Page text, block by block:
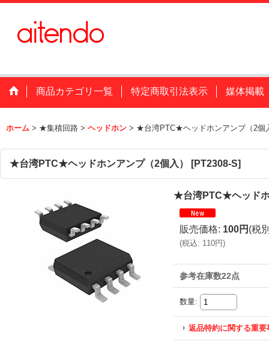
商品カテゴリ一覧 特定商取引法表示 媒体掲載
ホーム > ★集積回路 > ヘッドホン > ★台湾PTC★ヘッドホンアンプ（2個
★台湾PTC★ヘッドホンアンプ（2個入） [PT2308-S]
★台湾PTC★ヘッド
販売価格: 100円 (税
(税込: 110円)
参考在庫数22点
数量:
返品特約に関する重要